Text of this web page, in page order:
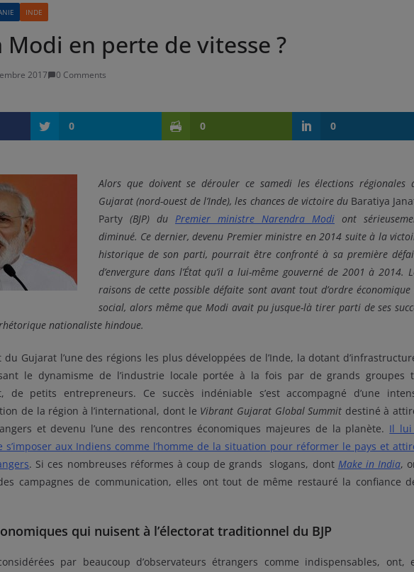
INDE
en perte de vitesse ?
2017 0 Comments
0 0 0
Alors que doivent se dérouler ce samedi les élections régionales
Gujarat (nord-ouest de l’Inde), les chances de victoire du Baratiya
Party (BJP) du Premier ministre Narendra Modi ont
diminué. Ce dernier, devenu Premier ministre en 2014 suite à la
historique de son parti, pourrait être confronté à sa première
d’envergure dans l’État qu’il a lui-même gouverné de 2001 à 2014.
raisons de cette possible défaite sont avant tout d’ordre économique
social, alors même que Modi avait pu jusque-là tirer parti de ses
nationaliste hindoue.
Gujarat l’une des régions les plus développées de l’Inde, la dotant
le dynamisme de l’industrie locale portée à la fois par de grands groupes
de petits entrepreneurs. Ce succès indéniable s’est accompagné d’une
de la région à l’international, dont le Vibrant Gujarat Global Summit destiné à
et devenu l’une des rencontres économiques majeures de la planète. Il lui
s’imposer aux Indiens comme l’homme de la situation pour réformer le pays et
s. Si ces nombreuses réformes à coup de grands slogans, dont Make in India,
campagnes de communication, elles ont tout de même restauré la confiance
qui nuisent à l’électorat traditionnel du BJP
par beaucoup d’observateurs étrangers comme indispensables, ont,